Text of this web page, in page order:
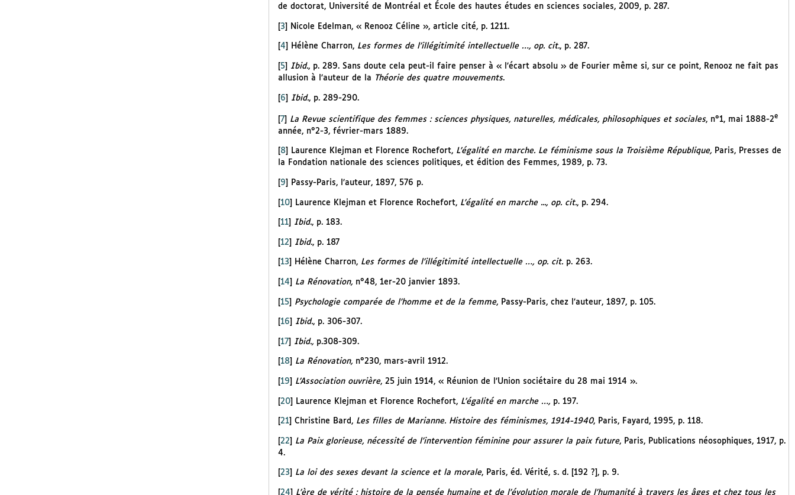
de doctorat, Université de Montréal et École des hautes études en sciences sociales, 2009, p. 287.
[3] Nicole Edelman, « Renooz Céline », article cité, p. 1211.
4 Hélène Charron, Les formes de l’illégitimité intellectuelle …, op. cit., p. 287.
5] Ibid., p. 289. Sans doute cela peut-il faire penser à « l’écart absolu » de Fourier même si, sur ce point, Renooz ne fait pas
allusion à l’auteur de la
Théorie des quatre mouvements.
[6] Ibid., p. 289-290.
[7] La Revue scientifique des femmes : sciences physiques, naturelles, médicales, philosophiques et sociales, n°1, mai 1888-2e
année, n°2-3, février-mars 1889.
8] Laurence Klejman et Florence Rochefort, L’égalité en marche. Le féminisme sous la Troisième République, Paris, Presses de
la Fondation nationale des sciences politiques, et édition des Femmes, 1989, p. 73.
9 Passy-Paris, l’auteur, 1897, 576 p.
[10] Laurence Klejman et Florence Rochefort, L’égalité en marche ..., op. cit., p. 294.
11] Ibid., p. 183.
[12] Ibid., p. 187
13 Hélène Charron, Les formes de l’illégitimité intellectuelle …, op. cit.p. 263.
14 La Rénovation, n°48, 1er-20 janvier 1893.
[15] Psychologie comparée de l’homme et de la femme, Passy-Paris, chez l’auteur, 1897, p. 105.
16 Ibid., p. 306-307.
[17] Ibid., p.308-309.
18] La Rénovation, n°230, mars-avril 1912.
19 L’Association ouvrière, 25 juin 1914, « Réunion de l’Union sociétaire du 28 mai 1914 ».
[20] Laurence Klejman et Florence Rochefort, L’égalité en marche …, p. 197.
21] Christine Bard, Les filles de Marianne. Histoire des féminismes, 1914-1940, Paris, Fayard, 1995, p. 118.
[22] La Paix glorieuse, nécessité de l’intervention féminine pour assurer la paix future, Paris, Publications néosophiques, 1917, p.
4.
23 La loi des sexes devant la science et la morale, Paris, éd. Vérité, s. d. [192 ?], p. 9.
[24] L’ère de vérité : histoire de la pensée humaine et de l’évolution morale de l’humanité à travers les âges et chez tous les